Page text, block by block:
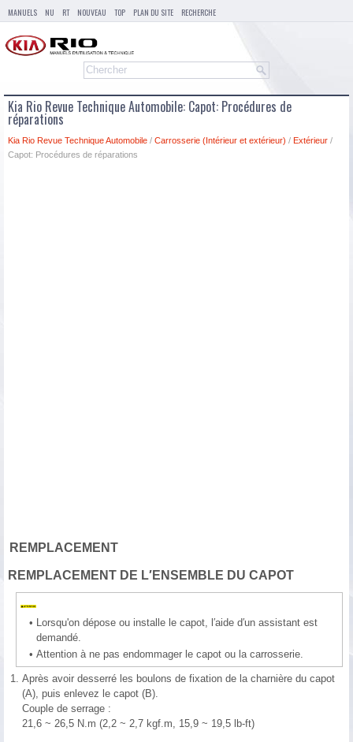
MANUELS NU RT NOUVEAU TOP PLAN DU SITE RECHERCHE
Kia Rio Revue Technique Automobile: Capot: Procédures de
réparations
Kia Rio Revue Technique Automobile / Carrosserie (Intérieur et extérieur) / Extérieur /
Capot: Procédures de réparations
REMPLACEMENT
REMPLACEMENT DE L′ENSEMBLE DU CAPOT
• Lorsqu'on dépose ou installe le capot, l′aide d′un assistant est
demandé.
• Attention à ne pas endommager le capot ou la carrosserie.
1. Après avoir desserré les boulons de fixation de la charnière du capot
(A), puis enlevez le capot (B).
Couple de serrage :
21,6 ~ 26,5 N.m (2,2 ~ 2,7 kgf.m, 15,9 ~ 19,5 lb-ft)